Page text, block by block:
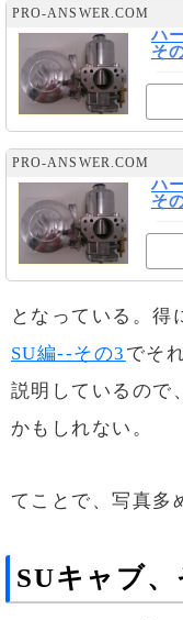
PRO-ANSWER.COM
ハ
そ
PRO-ANSWER.COM
ハ
そ
となっている。得
SU編--その3 でそ
説明しているので
かもしれない。
てことで、写真多
SUキャブ